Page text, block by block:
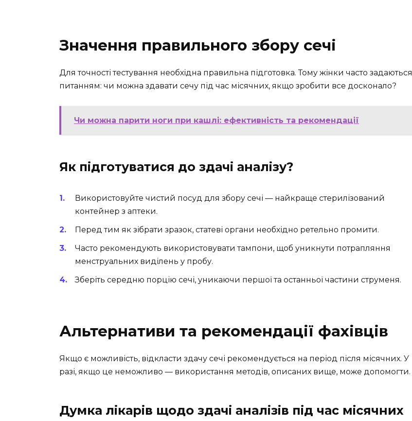
Значення правильного збору сечі
Для точності тестування необхідна правильна підготовка. Тому жінки часто задаються
питанням: чи можна здавати сечу під час місячних, якщо зробити все досконало?
Чи можна парити ноги при кашлі: ефективність та рекомендації
Як підготуватися до здачі аналізу?
Використовуйте чистий посуд для збору сечі — найкраще стерилізований
контейнер з аптеки.
Перед тим як зібрати зразок, статеві органи необхідно ретельно промити.
Часто рекомендують використовувати тампони, щоб уникнути потрапляння
менструальних виділень у пробу.
Зберіть середню порцію сечі, уникаючи першої та останньої частини струменя.
Альтернативи та рекомендації фахівців
Якщо є можливість, відкласти здачу сечі рекомендується на період після місячних. У
разі, якщо це неможливо — використання методів, описаних вище, може допомогти.
Думка лікарів щодо здачі аналізів під час місячних